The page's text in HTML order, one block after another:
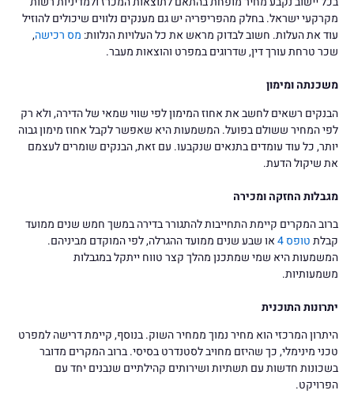
מקרקעי ישראל. בחלק מהפריפריה יש גם מענקים נלווים שיכולים להוזיל
עוד את העלות. חשוב לבדוק מראש את כל העלויות הנלוות: מס רכישה,
שכר טרחת עורך דין, שדרוגים במפרט והוצאות מעבר.
משכנתה ומימון
הבנקים רשאים לחשב את אחוז המימון לפי שווי שמאי של הדירה, ולא רק
לפי המחיר ששולם בפועל. המשמעות היא שאפשר לקבל אחוז מימון גבוה
יותר, כל עוד עומדים בתנאים שנקבעו. עם זאת, הבנקים שומרים לעצמם
את שיקול הדעת.
מגבלות החזקה ומכירה
ברוב המקרים קיימת התחייבות להתגורר בדירה במשך חמש שנים ממועד
קבלתטופס 4
או שבע שנים ממועד ההגרלה, לפי המוקדם מביניהם.
המשמעות היא שמי שמתכנן מהלך קצר טווח ייתקל במגבלות
משמעותיות.
יתרונות התוכנית
היתרון המרכזי הוא מחיר נמוך ממחיר השוק. בנוסף, קיימת דרישה למפרט
טכני מינימלי, כך שהיזם מחויב לסטנדרט בסיסי. ברוב המקרים מדובר
בשכונות חדשות עם תשתיות ושירותים קהילתיים שנבנים יחד עם
הפרויקט.